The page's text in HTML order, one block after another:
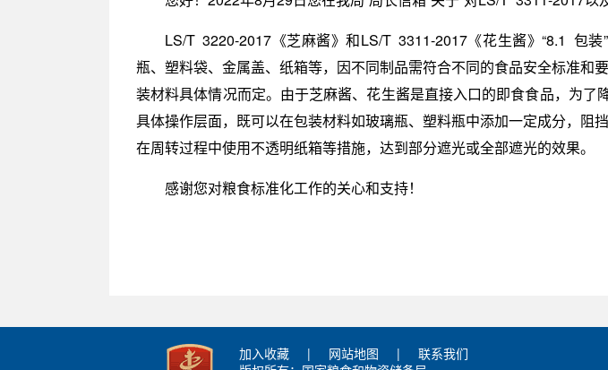
LS/T 3220-2017《芝麻酱》和LS/T 3311-2017《花生酱》“8.1 包
瓶、塑料袋、金属盖、纸箱等，因不同制品需符合不同的食品安全标准
装材料具体情况而定。由于芝麻酱、花生酱是直接入口的即食食品，为了
具体操作层面，既可以在包装材料如玻璃瓶、塑料瓶中添加一定成分，
在周转过程中使用不透明纸箱等措施，达到部分遮光或全部遮光的效果。
感谢您对粮食标准化工作的关心和支持！
加入收藏 | 网站地图 |
联系我们